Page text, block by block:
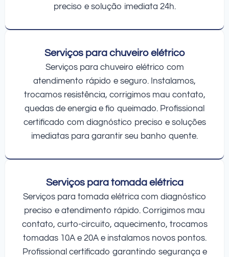
preciso e solução imediata 24h.
Serviços para chuveiro elétrico
Serviços para chuveiro elétrico com
atendimento rápido e seguro. Instalamos,
trocamos resistência, corrigimos mau contato,
quedas de energia e fio queimado. Profissional
certificado com diagnóstico preciso e soluções
imediatas para garantir seu banho quente.
Serviços para tomada elétrica
Serviços para tomada elétrica com diagnóstico
preciso e atendimento rápido. Corrigimos mau
contato, curto-circuito, aquecimento, trocamos
tomadas 10A e 20A e instalamos novos pontos.
Profissional certificado garantindo segurança e